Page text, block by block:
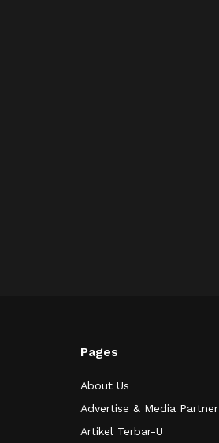
Pages
About Us
Advertise & Media Partner
Artikel Terbar-U